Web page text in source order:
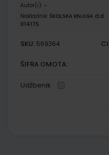
Autor(i): -
Nakladnik: ŠKOLSKA KNJIGA d.d.
014175
SKU: 569364
ŠIFRA OMOTA:
Udžbenik